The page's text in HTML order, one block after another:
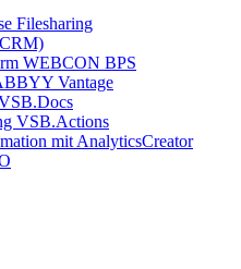
Filesharing
WEBCON BPS
Vantage
VSB.Actions
mit AnalyticsCreator